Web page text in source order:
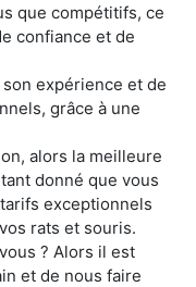
que compétitifs, ce
confiance et de
expérience et de
grâce à une
alors la meilleure
donné que vous
exceptionnels
rats et souris.
? Alors il est
et de nous faire